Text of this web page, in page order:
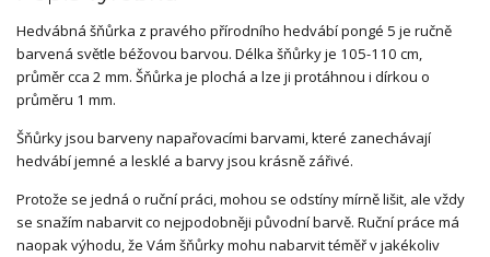
Hedvábná šňůrka z pravého přírodního hedvábí pongé 5 je ručně
barvená světle béžovou barvou. Délka šňůrky je 105-110 cm,
průměr cca 2 mm. Šňůrka je plochá a lze ji protáhnou i dírkou o
průměru 1 mm.
Šňůrky jsou barveny napařovacími barvami, které zanechávají
hedvábí jemné a lesklé a barvy jsou krásně zářivé.
Protože se jedná o ruční práci, mohou se odstíny mírně lišit, ale vždy
se snažím nabarvit co nejpodobněji původní barvě. Ruční práce má
naopak výhodu, že Vám šňůrky mohu nabarvit téměř v jakékoliv